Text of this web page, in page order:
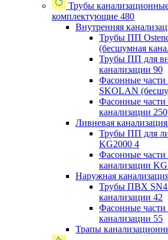
Трубы
комплектующие 480
Внутренняя
Трубы ПП
(бесшумная
Трубы ПП для
канализации 90
Фасонные
SKOLAN
Фасонные
канализации 250
Ливневая канализация
Трубы ПП для
KG2000 4
Фасонные
канализации
Наружная
Трубы ПВХ SN4
канализации 42
Фасонные
канализации 55
Трапы